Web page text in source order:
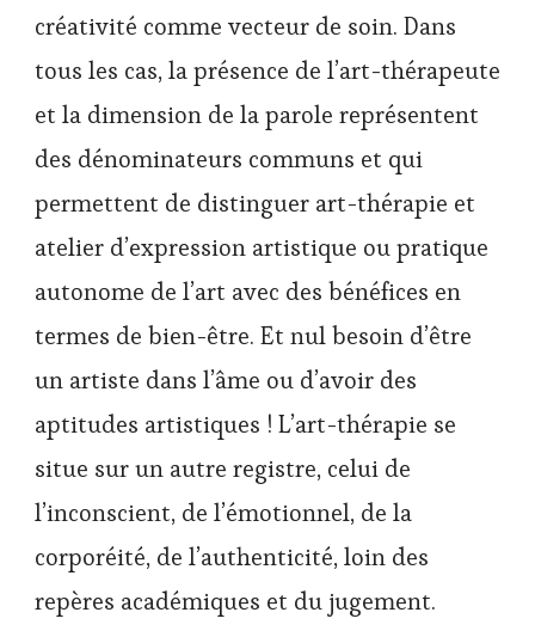
créativité comme vecteur de soin. Dans
tous les cas, la présence de l’art-thérapeute
et la dimension de la parole représentent
des dénominateurs communs et qui
permettent de distinguer art-thérapie et
atelier d’expression artistique ou pratique
autonome de l’art avec des bénéfices en
termes de bien-être. Et nul besoin d’être
un artiste dans l’âme ou d’avoir des
aptitudes artistiques ! L’art-thérapie se
situe sur un autre registre, celui de
l’inconscient, de l’émotionnel, de la
corporéité, de l’authenticité, loin des
repères académiques et du jugement.